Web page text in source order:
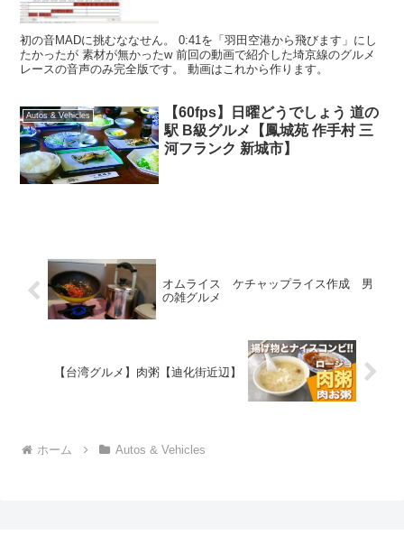
初の音MADに挑むななせん。 0:41を「羽田空港から飛びます」にし
たかったが 素材が無かったw 前回の動画で紹介した埼京線のグルメ
レースの音声のみ完全版です。 動画はこれから作ります。
Autos & Vehicles
【60fps】日曜どうでしょう 道の
駅 B級グルメ【鳳城苑 作手村 三
河フランク 新城市】
オムライス ケチャップライス作成 男
の雑グルメ
【台湾グルメ】肉粥【迪化街近辺】
ホーム Autos & Vehicles